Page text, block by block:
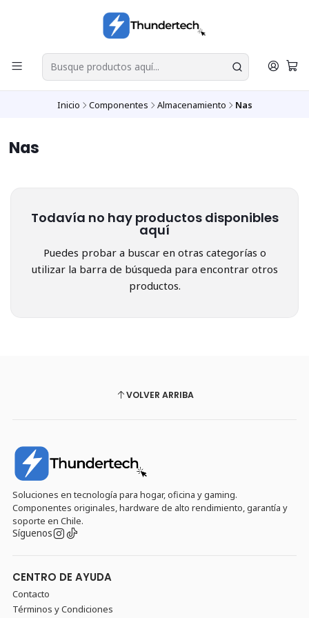
Inicio Componentes Almacenamiento Nas
Nas
Todavía no hay productos disponibles
aquí
Puedes probar a buscar en otras categorías o
utilizar la barra de búsqueda para encontrar otros
productos.
VOLVER ARRIBA
Soluciones en tecnología para hogar, oficina y gaming.
Componentes originales, hardware de alto rendimiento, garantía y
soporte en Chile.
Síguenos
CENTRO DE AYUDA
Contacto
Términos y Condiciones